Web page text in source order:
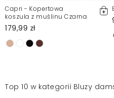
Capri - Kopertowa
koszula z muślinu Czarna
179,99 zł
Top 10 w kategorii Bluzy